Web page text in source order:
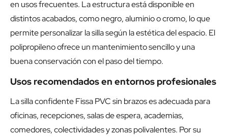
en usos frecuentes. La estructura está disponible en
distintos acabados, como negro, aluminio o cromo, lo que
permite personalizar la silla según la estética del espacio. El
polipropileno ofrece un mantenimiento sencillo y una
buena conservación con el paso del tiempo.
Usos recomendados en entornos profesionales
La silla confidente Fissa PVC sin brazos es adecuada para
oficinas, recepciones, salas de espera, academias,
comedores, colectividades y zonas polivalentes. Por su